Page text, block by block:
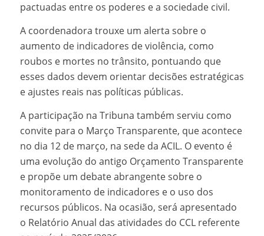
pactuadas entre os poderes e a sociedade civil.
A coordenadora trouxe um alerta sobre o
aumento de indicadores de violência, como
roubos e mortes no trânsito, pontuando que
esses dados devem orientar decisões estratégicas
e ajustes reais nas políticas públicas.
A participação na Tribuna também serviu como
convite para o Março Transparente, que acontece
no dia 12 de março, na sede da ACIL. O evento é
uma evolução do antigo Orçamento Transparente
e propõe um debate abrangente sobre o
monitoramento de indicadores e o uso dos
recursos públicos. Na ocasião, será apresentado
o Relatório Anual das atividades do CCL referente